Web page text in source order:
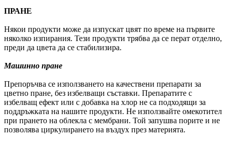
ПРАНЕ
Някои продукти може да изпускат цвят по време на първите
няколко изпирания. Тези продукти трябва да се перат отделно,
преди да цвета да се стабилизира.
Машинно пране
Препоръчва се използването на качествени препарати за
цветно пране, без избелващи съставки. Препаратите с
избелващ ефект или с добавка на хлор не са подходящи за
поддръжката на нашите продукти. Не използвайте омекотител
при прането на облекла с мембрани. Той запушва порите и не
позволява циркулирането на въздух през материята.